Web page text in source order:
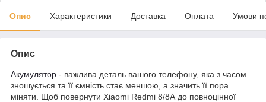
Опис Характеристики Доставка Оплата Умови
Опис
Акумулятор - важлива деталь вашого телефону, яка з часом
зношується та її ємність стає меншою, а значить її пора
міняти. Щоб повернути Xiaomi Redmi 8/8A до повноцінної